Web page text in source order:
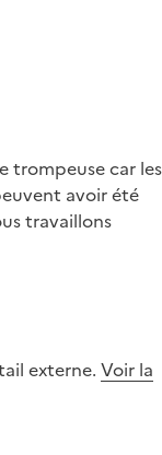
trompeuse car les
avoir été
travaillons
externe. Voir la